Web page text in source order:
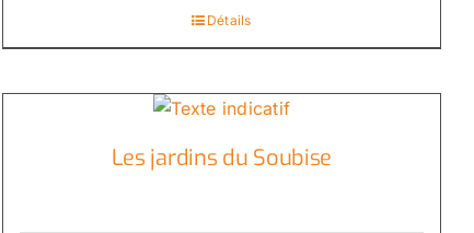
Détails
Les jardins du Soubise